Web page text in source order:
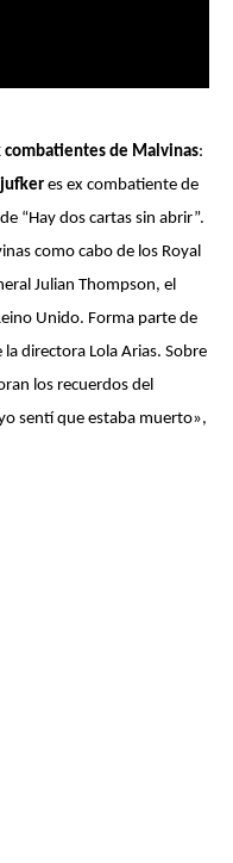
combatientes de Malvinas:
es ex combatiente de
“Hay dos cartas sin abrir”.
como cabo de los Royal
Julian Thompson, el
Unido. Forma parte de
la directora Lola Arias. Sobre
los recuerdos del
sentí que estaba muerto»,